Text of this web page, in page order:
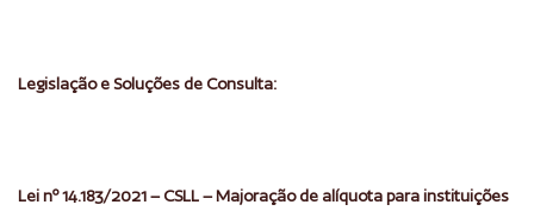
Legislação e Soluções de Consulta:
Lei nº 14.183/2021 – CSLL – Majoração de alíquota para instituições